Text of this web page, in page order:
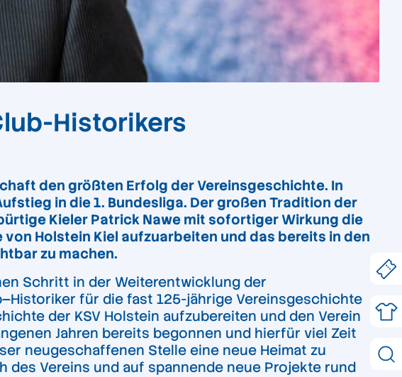
Historikers
den größten Erfolg der Vereinsgeschichte. In
in die 1. Bundesliga. Der großen Tradition der
Kieler Patrick Nawe mit sofortiger Wirkung die
Holstein Kiel aufzuarbeiten und das bereits in den
zu machen.
Schritt in der Weiterentwicklung der
–Historiker für die fast 125-jährige Vereinsgeschichte
der KSV Holstein aufzubereiten und den Verein
Jahren bereits begonnen und hierfür viel Zeit
neugeschaffenen Stelle eine neue Heimat zu
Vereins und auf spannende neue Projekte rund